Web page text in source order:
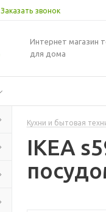
Заказать звонок
Интернет магазин
для дома
Кухни и бытовая
IKEA